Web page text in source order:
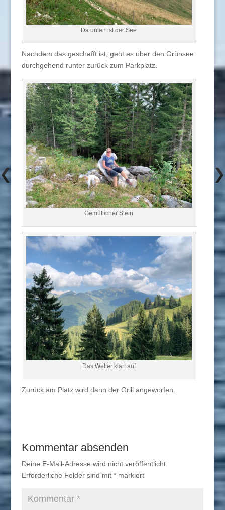
Da unten ist der See
Nachdem das geschafft ist, geht es über den Grünsee
durchgehend runter zurück zum Parkplatz.
Gemütlicher Stein
Das Wetter klart auf
Zurück am Platz wird dann der Grill angeworfen.
Kommentar absenden
Deine E-Mail-Adresse wird nicht veröffentlicht.
Erforderliche Felder sind mit *markiert